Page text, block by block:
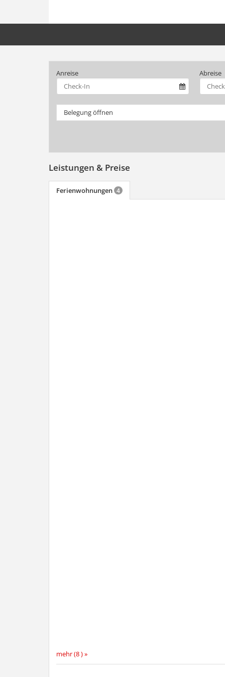
Anreise Abreise
Belegung öffnen
Leistungen & Preise
Ferienwohnungen 4
mehr (8 ) »